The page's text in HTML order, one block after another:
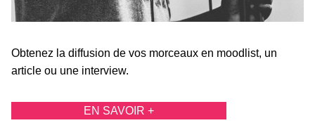
Obtenez la diffusion de vos morceaux en moodlist, un
article ou une interview.
EN SAVOIR +